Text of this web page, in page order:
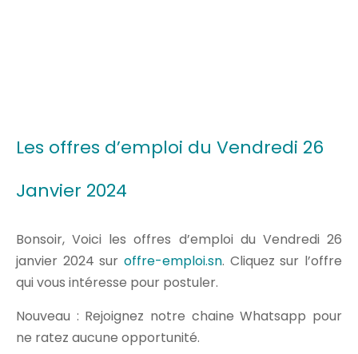
Les offres d’emploi du Vendredi 26
Janvier 2024
Bonsoir, Voici les offres d’emploi du Vendredi 26
janvier 2024 sur offre-emploi.sn. Cliquez sur l’offre
qui vous intéresse pour postuler.
Nouveau : Rejoignez notre chaine Whatsapp pour
ne ratez aucune opportunité.